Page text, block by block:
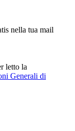
nella tua mail
letto la
Generali di